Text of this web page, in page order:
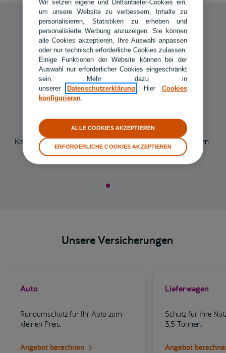
Garantie
6 Jahren Garantie auf ausgeführte Reparaturleistungen
Service
Kostenloser Hol- und Bringservice Ihres Fahrzeugs inkl. Innen-
und Außenreinigung
Unsere Versicherungen
Auto
Rundumschutz für Ihr Auto zum
kleinen Preis.
Angebot berechnen
Lieferwagen
Schutz für Ihre
3,5 Tonnen.
Angebot
Wir setzen eigene und Drittanbieter-Cookies ein,
um unsere Website zu verbessern, Inhalte zu
personalisieren, Statistiken zu erheben und
personalisierte Werbung anzuzeigen. Sie können
alle Cookies akzeptieren, Ihre Auswahl anpassen
oder nur technisch erforderliche Cookies zulassen.
Einige Funktionen der Website können bei der
Auswahl nur erforderlicher Cookies eingeschränkt
sein. Mehr dazu in
unsererDatenschutzerklärung. Hier Cookies
konfigurieren.
ERFORDERLICHE COOKIES AKZEPTIEREN
ALLE COOKIES AKZEPTIEREN